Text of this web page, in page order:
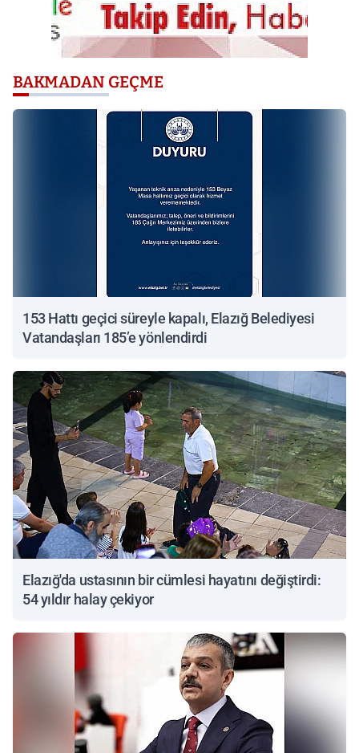
BAKMADAN GEÇME
153 Hattı geçici süreyle kapalı, Elazığ Belediyesi
Vatandaşları 185’e yönlendirdi
Elazığ'da ustasının bir cümlesi hayatını değiştirdi:
54 yıldır halay çekiyor